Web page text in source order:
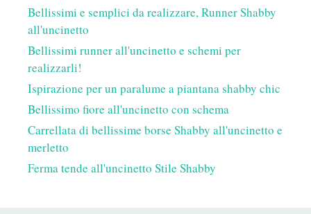
Bellissimi e semplici da realizzare, Runner Shabby
all'uncinetto
Bellissimi runner all'uncinetto e schemi per
realizzarli!
Ispirazione per un paralume a piantana shabby chic
Bellissimo fiore all'uncinetto con schema
Carrellata di bellissime borse Shabby all'uncinetto e
merletto
Ferma tende all'uncinetto Stile Shabby